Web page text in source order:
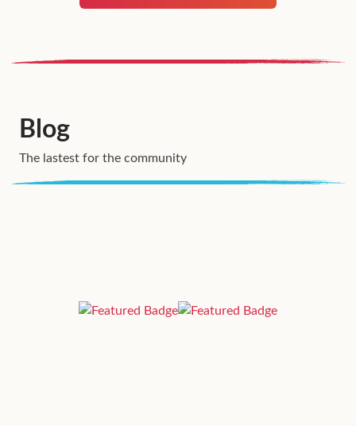
Blog
The lastest for the community